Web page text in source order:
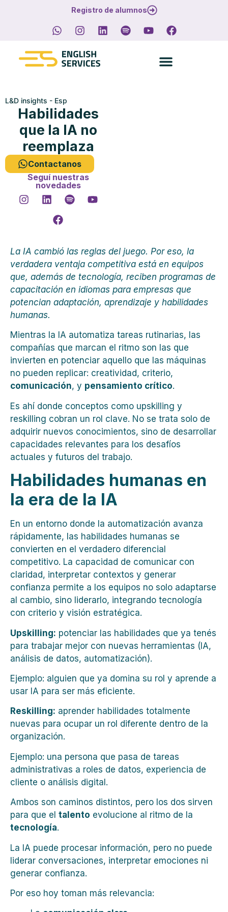
Registro de alumnos
L&D insights - Esp
Habilidades
que la IA no
reemplaza
Contactanos
Seguí nuestras
novedades
La IA cambió las reglas del juego. Por eso, la
verdadera ventaja competitiva está en equipos
que, además de tecnología, reciben programas de
capacitación en idiomas para empresas que
potencian adaptación, aprendizaje y habilidades
humanas.
Mientras la IA automatiza tareas rutinarias, las
compañías que marcan el ritmo son las que
invierten en potenciar aquello que las máquinas
no pueden replicar: creatividad, criterio,
comunicación, y pensamiento crítico.
Es ahí donde conceptos como upskilling y
reskilling cobran un rol clave. No se trata solo de
adquirir nuevos conocimientos, sino de desarrollar
capacidades relevantes para los desafíos
actuales y futuros del trabajo.
Habilidades humanas en
la era de la IA
En un entorno donde la automatización avanza
rápidamente, las habilidades humanas se
convierten en el verdadero diferencial
competitivo. La capacidad de comunicar con
claridad, interpretar contextos y generar
confianza permite a los equipos no solo adaptarse
al cambio, sino liderarlo, integrando tecnología
con criterio y visión estratégica.
Upskilling: potenciar las habilidades que ya tenés
para trabajar mejor con nuevas herramientas (IA,
análisis de datos, automatización).
Ejemplo: alguien que ya domina su rol y aprende a
usar IA para ser más eficiente.
Reskilling: aprender habilidades totalmente
nuevas para ocupar un rol diferente dentro de la
organización.
Ejemplo: una persona que pasa de tareas
administrativas a roles de datos, experiencia de
cliente o análisis digital.
Ambos son caminos distintos, pero los dos sirven
para que el talento evolucione al ritmo de la
tecnología.
La IA puede procesar información, pero no puede
liderar conversaciones, interpretar emociones ni
generar confianza.
Por eso hoy toman más relevancia: